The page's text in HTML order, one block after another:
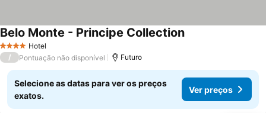
4 EstrelasHotel
Belo Monte - Principe CollectionVer preços
/ Pontuação não disponível Futuro
Selecione as datas para ver os preços
exatos.
Ver preços